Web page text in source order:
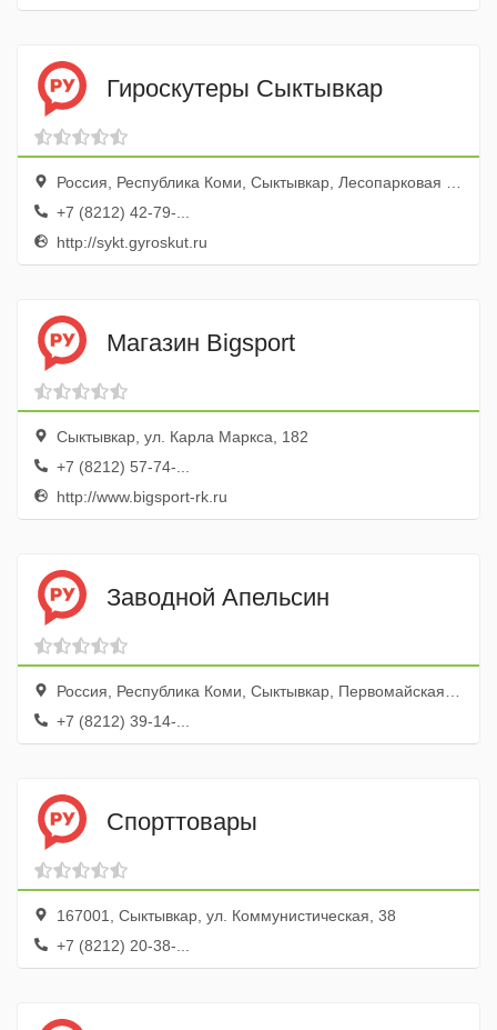
Гироскутеры Сыктывкар
Россия, Республика Коми, Сыктывкар, Лесопарковая улица, 21/3
+7 (8212) 42-79-...
http://sykt.gyroskut.ru
Магазин Bigsport
Сыктывкар, ул. Карла Маркса, 182
+7 (8212) 57-74-...
http://www.bigsport-rk.ru
Заводной Апельсин
Россия, Республика Коми, Сыктывкар, Первомайская улица, 62, ТЦ Торговый двор
+7 (8212) 39-14-...
Спорттовары
167001, Сыктывкар, ул. Коммунистическая, 38
+7 (8212) 20-38-...